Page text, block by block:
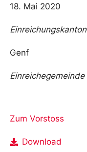
18. Mai 2020
Einreichungskanton
Genf
Einreichegemeinde
Zum Vorstoss
Download